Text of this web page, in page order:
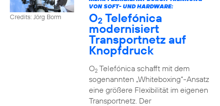
Credits: Jörg Borm
VON SOFT- UND HARDWARE:
O2 Telefónica
modernisiert
Transportnetz auf
Knopfdruck
O2Telefónica schafft mit dem
sogenannten „Whiteboxing“-Ansatz
eine größere Flexibilität im eigenen
Transportnetz. Der